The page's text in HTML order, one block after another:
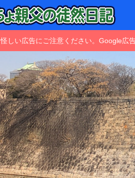
怪しい広告にご注意ください。Google広